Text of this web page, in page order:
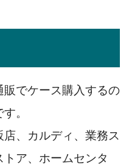
でケース購入するの
。
、カルディ、業務ス
ア、ホームセンタ